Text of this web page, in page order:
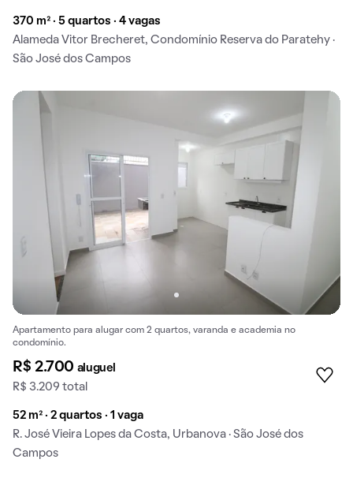
370 m² · 5 quartos · 4 vagas
Alameda Vitor Brecheret, Condomínio Reserva do Paratehy ·
São José dos Campos
Apartamento para alugar com 2 quartos, varanda e academia no
condomínio.
R$ 2.700 aluguel
R$ 3.209 total
52 m² · 2 quartos · 1 vaga
R. José Vieira Lopes da Costa, Urbanova · São José dos
Campos